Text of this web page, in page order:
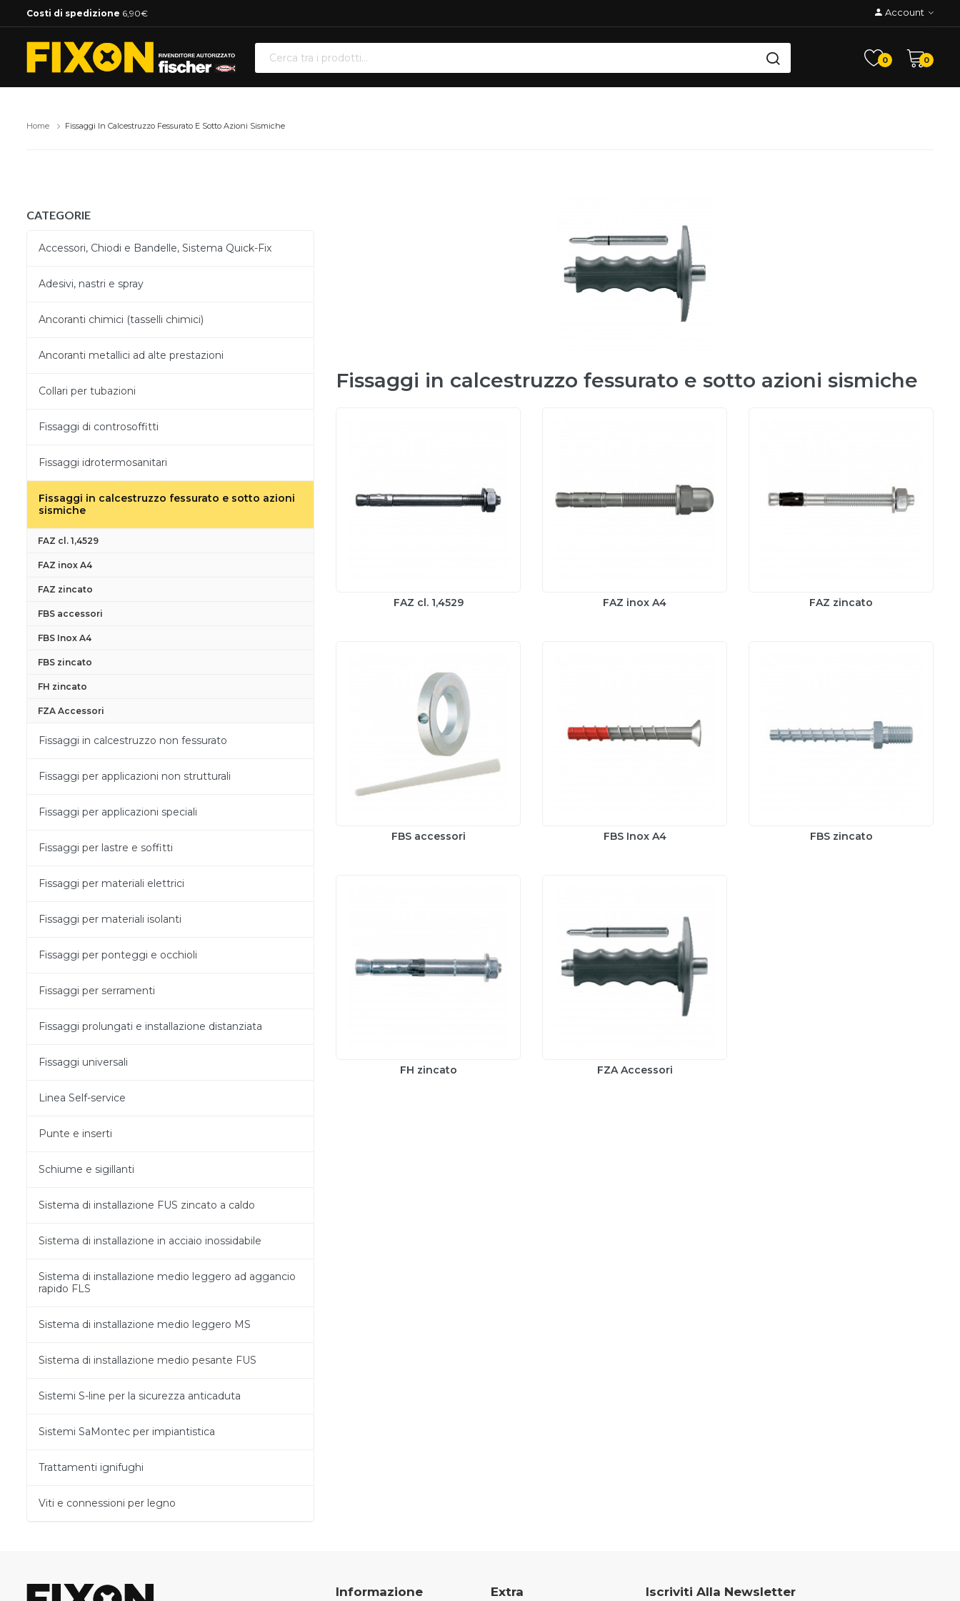
Costi di spedizione 6,90€ Account
0 0
Home Fissaggi In Calcestruzzo Fessurato E Sotto Azioni Sismiche
CATEGORIE
Accessori, Chiodi e Bandelle, Sistema Quick-Fix
Adesivi, nastri e spray
Ancoranti chimici (tasselli chimici)
Ancoranti metallici ad alte prestazioni
Collari per tubazioni
Fissaggi di controsoffitti
Fissaggi idrotermosanitari
Fissaggi in calcestruzzo fessurato e sotto azioni
sismiche
FAZ cl. 1,4529
FAZ inox A4
FAZ zincato
FBS accessori
FBS Inox A4
FBS zincato
FH zincato
FZA Accessori
Fissaggi in calcestruzzo non fessurato
Fissaggi per applicazioni non strutturali
Fissaggi per applicazioni speciali
Fissaggi per lastre e soffitti
Fissaggi per materiali elettrici
Fissaggi per materiali isolanti
Fissaggi per ponteggi e occhioli
Fissaggi per serramenti
Fissaggi prolungati e installazione distanziata
Fissaggi universali
Linea Self-service
Punte e inserti
Schiume e sigillanti
Sistema di installazione FUS zincato a caldo
Sistema di installazione in acciaio inossidabile
Sistema di installazione medio leggero ad aggancio
rapido FLS
Sistema di installazione medio leggero MS
Sistema di installazione medio pesante FUS
Sistemi S-line per la sicurezza anticaduta
Sistemi SaMontec per impiantistica
Trattamenti ignifughi
Viti e connessioni per legno
Fissaggi in calcestruzzo fessurato e sotto azioni sismiche
FAZ cl. 1,4529 FAZ inox A4 FAZ zincato
FBS accessori FBS Inox A4 FBS zincato
FH zincato FZA Accessori
Informazione Extra Iscriviti Alla Newsletter